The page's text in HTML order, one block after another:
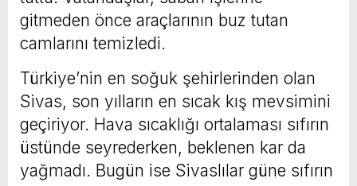
gitmeden önce araçlarının buz tutan
camlarını temizledi.
Türkiye’nin en soğuk şehirlerinden olan
Sivas, son yılların en sıcak kış mevsimini
geçiriyor. Hava sıcaklığı ortalaması sıfırın
üstünde seyrederken, beklenen kar da
yağmadı. Bugün ise Sivaslılar güne sıfırın